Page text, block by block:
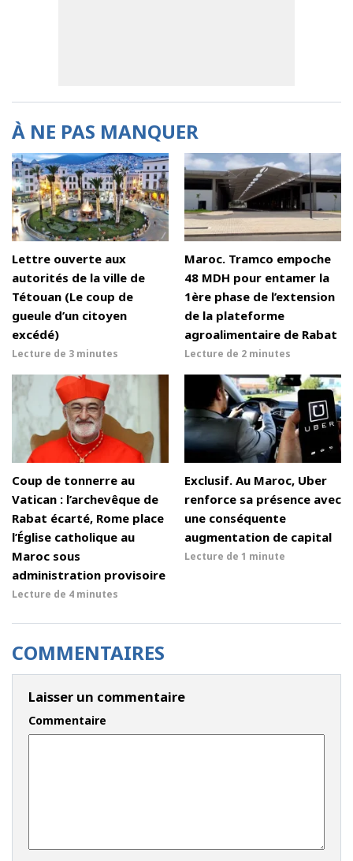
À NE PAS MANQUER
Lettre ouverte aux
autorités de la ville de
Tétouan (Le coup de
gueule d’un citoyen
excédé)
Lecture de 3 minutes
Maroc. Tramco empoche
48 MDH pour entamer la
1ère phase de l’extension
de la plateforme
agroalimentaire de Rabat
Lecture de 2 minutes
Coup de tonnerre au
Vatican : l’archevêque de
Rabat écarté, Rome place
l’Église catholique au
Maroc sous
administration provisoire
Lecture de 4 minutes
Exclusif. Au Maroc, Uber
renforce sa présence avec
une conséquente
augmentation de capital
Lecture de 1 minute
COMMENTAIRES
Laisser un commentaire
Commentaire